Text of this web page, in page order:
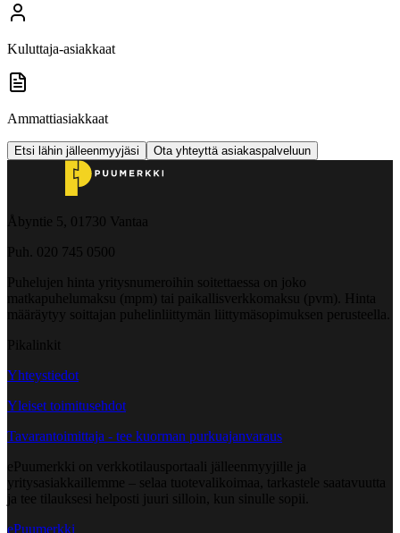
Kuluttaja-asiakkaat
Ammattiasiakkaat
Etsi lähin jälleenmyyjäsi Ota yhteyttä asiakaspalveluun
Åbyntie 5, 01730 Vantaa
Puh. 020 745 0500
Puhelujen hinta yritysnumeroihin soitettaessa on joko
matkapuhelumaksu (mpm) tai paikallisverkkomaksu (pvm). Hinta
määräytyy soittajan puhelinliittymän liittymäsopimuksen perusteella.
Pikalinkit
Yhteystiedot
Yleiset toimitusehdot
Tavarantoimittaja - tee kuorman purkuajanvaraus
ePuumerkki on verkkotilausportaali jälleenmyyjille ja
yritysasiakkaillemme – selaa tuotevalikoimaa, tarkastele saatavuutta
ja tee tilauksesi helposti juuri silloin, kun sinulle sopii.
ePuumerkki